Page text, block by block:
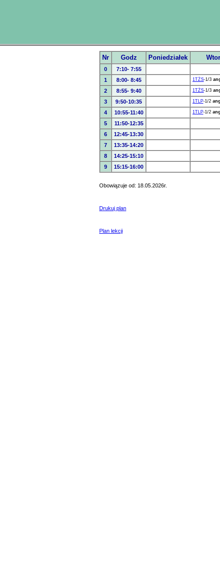
Nr Godz Poniedziałek
0
7:10- 7:55
1
8:00- 8:45 1TŻS-1/3
2 8:55- 9:40 1TŻS-1/3
3 9:50-10:35 1TLP-1/2
4 10:55-11:40 1TLP-1/2
5
11:50-12:35
6
12:45-13:30
7
13:35-14:20
8
14:25-15:10
9
15:15-16:00
Obowiązuje od: 18.05.2026r.
Drukuj plan
Plan lekcji